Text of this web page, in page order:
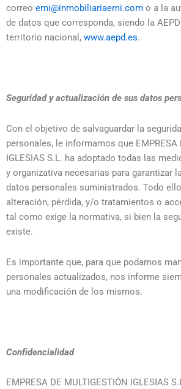
correo emi@inmobiliariaemi.com o a la
de datos que corresponda, siendo la
territorio nacional, www.aepd.es.
Seguridad y actualización de sus datos
Con el objetivo de salvaguardar la
personales, le informamos que EMPRESA
IGLESIAS S.L. ha adoptado todas las
y organizativa necesarias para garantizar
datos personales suministrados. Todo
alteración, pérdida, y/o tratamientos o
tal como exige la normativa, si bien la
existe.
Es importante que, para que podamos
personales actualizados, nos informe
una modificación de los mismos.
Confidencialidad
EMPRESA DE MULTIGESTIÓN IGLESIAS